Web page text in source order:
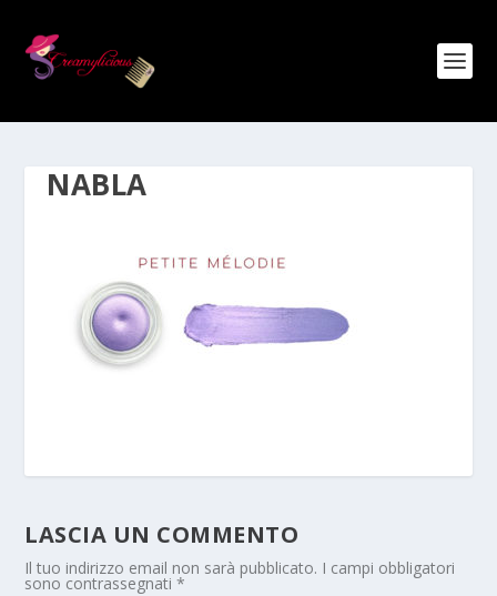
NABLA
LASCIA UN COMMENTO
Il tuo indirizzo email non sarà pubblicato. I campi obbligatori
sono contrassegnati*